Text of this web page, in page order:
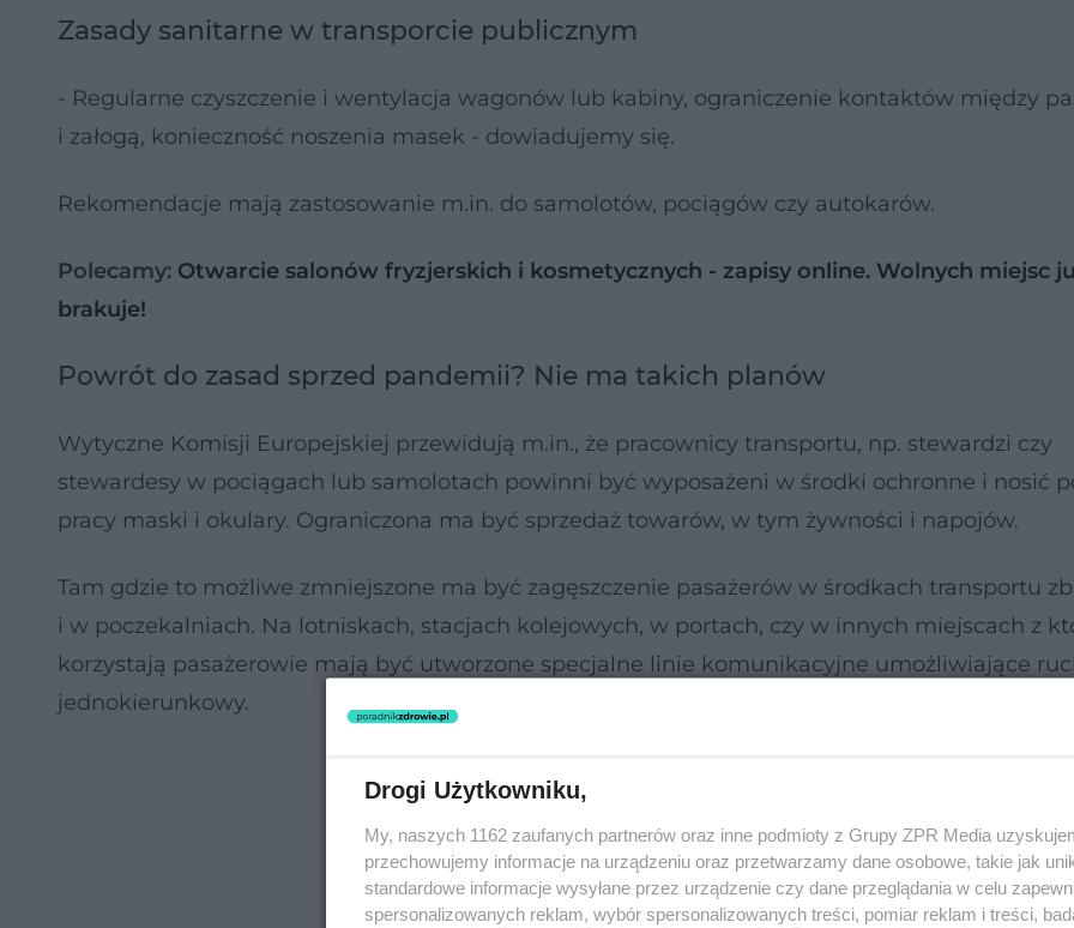
Zasady sanitarne w transporcie publicznym
- Regularne czyszczenie i wentylacja wagonów lub kabiny, ograniczenie kontaktów między
i załogą, konieczność noszenia masek - dowiadujemy się.
Rekomendacje mają zastosowanie m.in. do samolotów, pociągów czy autokarów.
Polecamy: Otwarcie salonów fryzjerskich i kosmetycznych - zapisy online. Wolnych miejsc
brakuje!
Powrót do zasad sprzed pandemii? Nie ma takich planów
Wytyczne Komisji Europejskiej przewidują m.in., że pracownicy transportu, np. stewardzi czy
stewardesy w pociągach lub samolotach powinni być wyposażeni w środki ochronne i nosić
pracy maski i okulary. Ograniczona ma być sprzedaż towarów, w tym żywności i napojów.
Tam gdzie to możliwe zmniejszone ma być zagęszczenie pasażerów w środkach transportu
i w poczekalniach. Na lotniskach, stacjach kolejowych, w portach, czy w innych miejscach z
korzystają pasażerowie mają być utworzone specjalne linie komunikacyjne umożliwiające
jednokierunkowy.
Drogi Użytkowniku,
My, naszych 1162 zaufanych partnerów oraz inne podmioty z Grupy ZPR Media
przechowujemy informacje na urządzeniu oraz przetwarzamy dane osobowe, takie jak
standardowe informacje wysyłane przez urządzenie czy dane przeglądania w celu
spersonalizowanych reklam, wybór spersonalizowanych treści, pomiar reklam i treści,